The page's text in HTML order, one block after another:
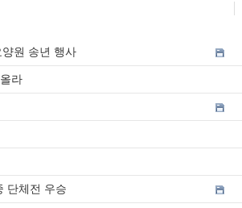
원 송년 행사
라
단체전 우승